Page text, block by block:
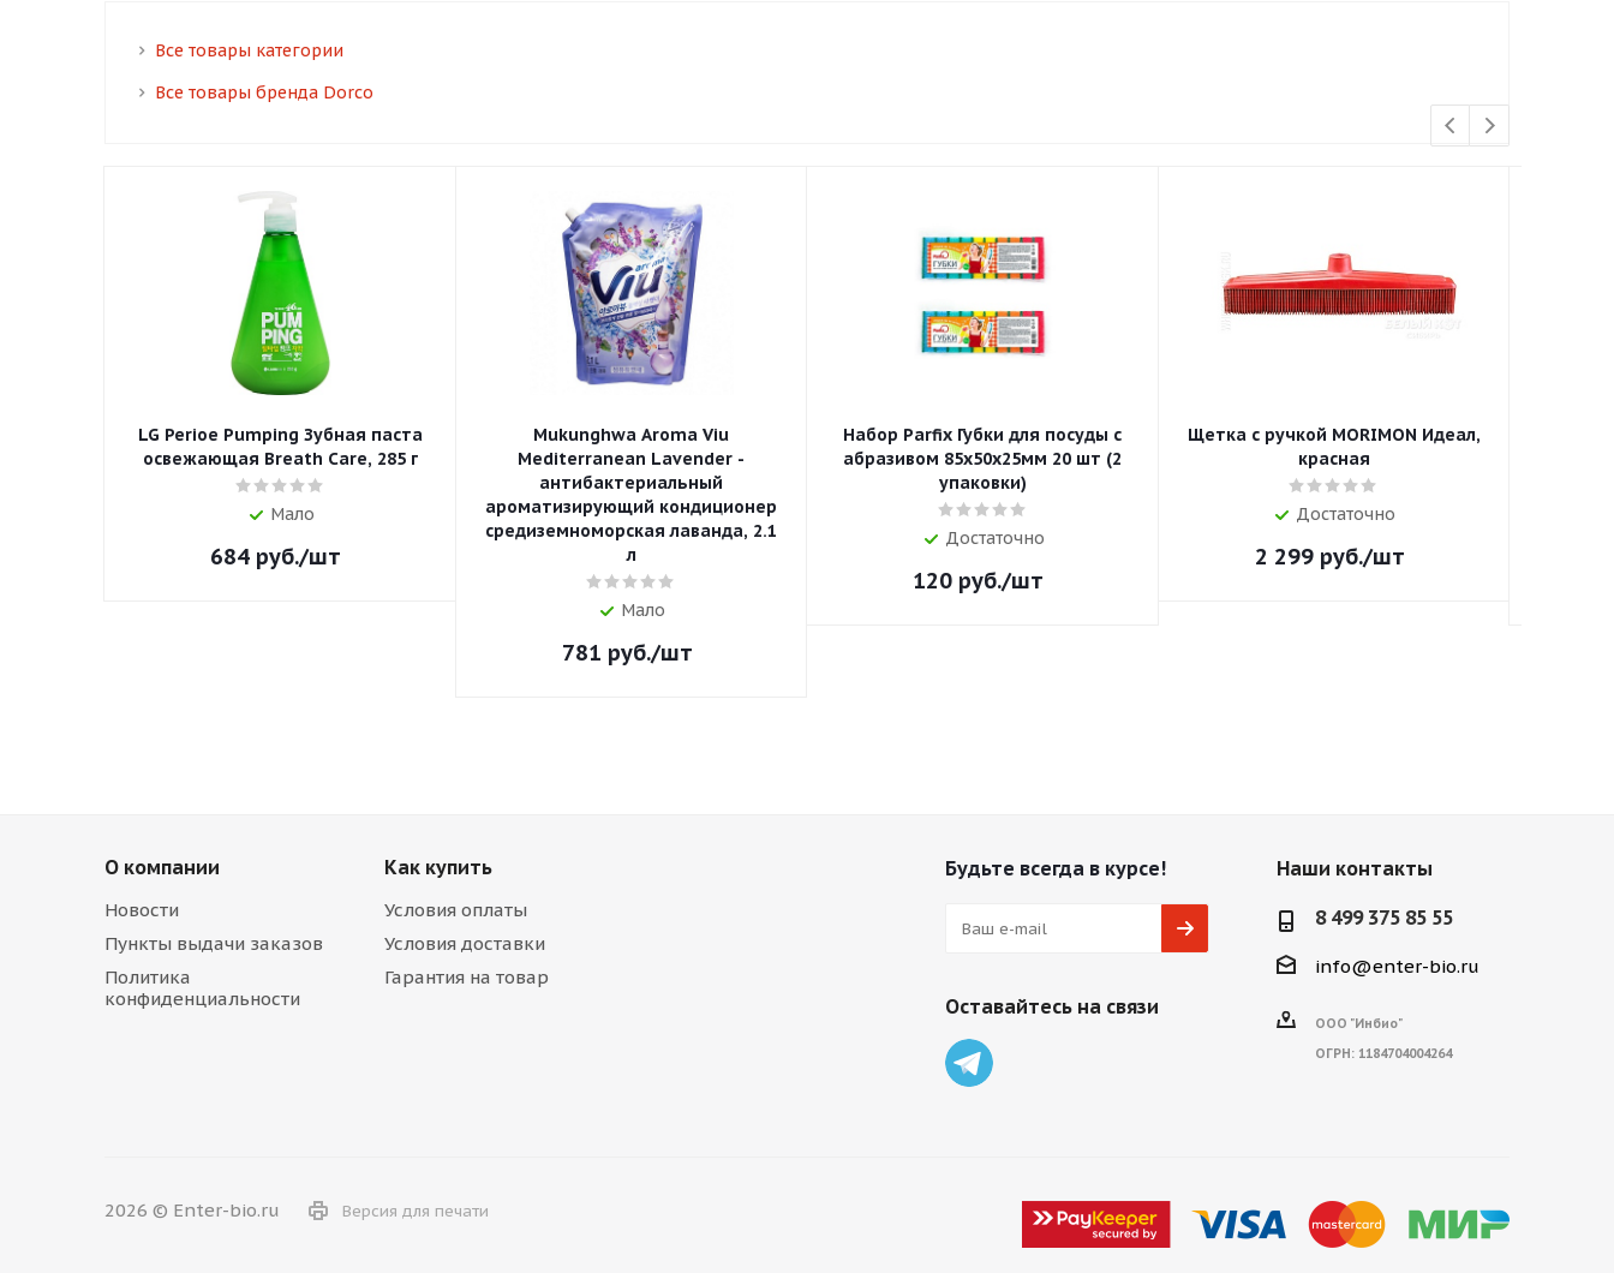
Все товары категории
Все товары бренда Dorco
LG Perioe Pumping Зубная паста
освежающая Breath Care, 285 г
Мало
684 руб./шт
Mukunghwa Aroma Viu
Mediterranean Lavender -
антибактериальный
ароматизирующий кондиционер
средиземноморская лаванда, 2.1
л
Мало
781 руб./шт
Набор Parfix Губки для посуды с
абразивом 85х50х25мм 20 шт (2
упаковки)
Достаточно
120 руб./шт
Щетка с ручкой MORIMON Идеал,
красная
Достаточно
2 299руб./шт
О компании
Новости
Пункты выдачи заказов
Политика
конфиденциальности
Как купить
Условия оплаты
Условия доставки
Гарантия на товар
Будьте всегда в курсе!
Оставайтесь на связи
Наши контакты
8 499 375 85 55
info@enter-bio.ru
ООО "Инбио"
ОГРН: 1184704004264
2026 © Enter-bio.ru Версия для печати